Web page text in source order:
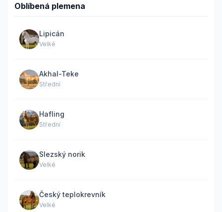
Oblíbená plemena
Lipicán
Velké
Akhal-Teke
Střední
Hafling
Střední
Slezský norik
Velké
Český teplokrevník
Velké